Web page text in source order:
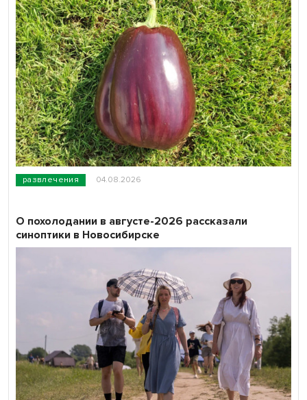
развлечения 04.08.2026
О похолодании в августе-2026 рассказали
синоптики в Новосибирске